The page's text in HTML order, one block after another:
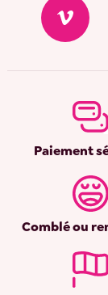
Paiement
Comblé ou